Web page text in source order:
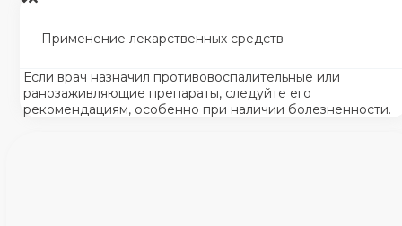
Применение лекарственных средств
Если врач назначил противовоспалительные или
ранозаживляющие препараты, следуйте его
рекомендациям, особенно при наличии болезненности.